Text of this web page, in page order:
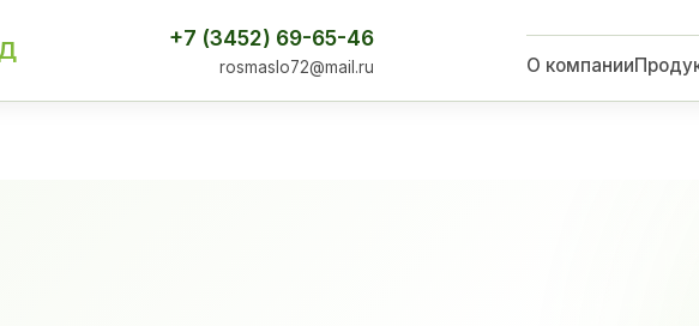
+7 (3452) 69-65-46
rosmaslo72@mail.ru О компании